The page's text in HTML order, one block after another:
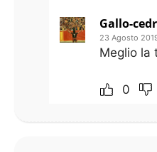
Gallo-
23 Agosto
Meglio la
0